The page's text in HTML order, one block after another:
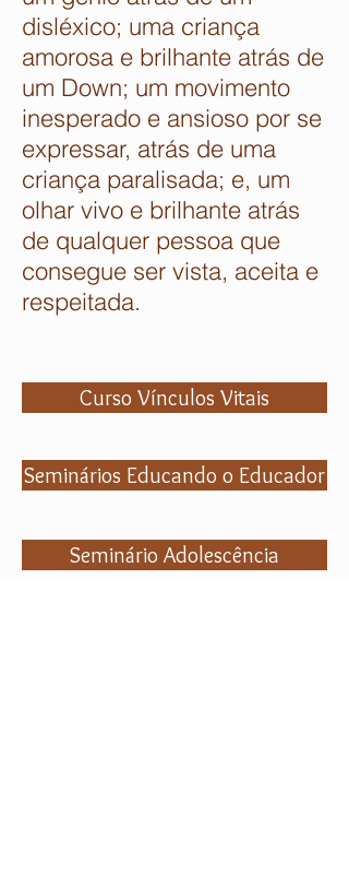
disléxico; uma criança
amorosa e brilhante atrás de
um Down; um movimento
inesperado e ansioso por se
expressar, atrás de uma
criança paralisada; e, um
olhar vivo e brilhante atrás
de qualquer pessoa que
consegue ser vista, aceita e
respeitada.
Curso Vínculos Vitais
Seminários Educando o Educador
Seminário Adolescência